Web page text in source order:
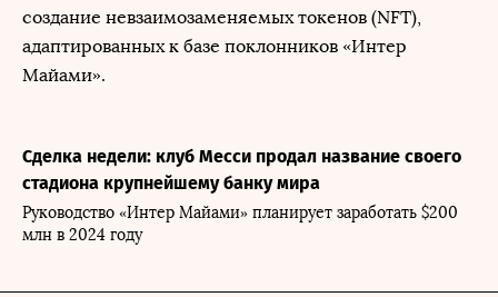
создание невзаимозаменяемых токенов (NFT),
адаптированных к базе поклонников «Интер
Майами».
Сделка недели: клуб Месси продал название своего
стадиона крупнейшему банку мира
Руководство «Интер Майами» планирует заработать $200
млн в 2024 году